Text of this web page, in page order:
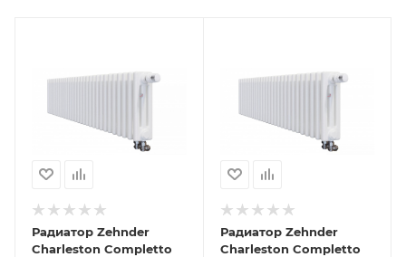
Радиатор Zehnder
Charleston Completto
Радиатор Zehnder
Charleston Completto